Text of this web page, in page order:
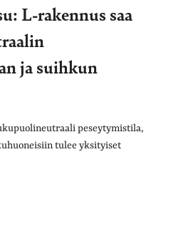
L-rakennus saa
ja suihkun
peseytymistila,
tulee yksityiset